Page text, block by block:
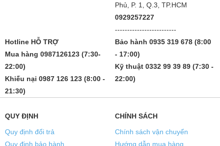
Phủ, P. 1, Q.3, TP.HCM
0929257227
-------------------------
Hotline HỖ TRỢ
Mua hàng 0987126123 (7:30-
22:00)
Khiếu nại 0987 126 123 (8:00 -
21:30)
Bảo hành 0935 319 678 (8:00
- 17:00)
Kỹ thuật 0332 99 39 89 (7:30 -
22:00)
QUY ĐỊNH
Quy định đổi trả
Quy định bảo hành
CHÍNH SÁCH
Chính sách vận chuyển
Hướng dẫn mua hàng